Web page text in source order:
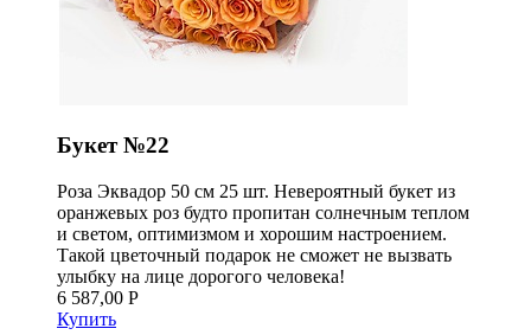
Букет №22
Роза Эквадор 50 см 25 шт. Невероятный букет из
оранжевых роз будто пропитан солнечным теплом
и светом, оптимизмом и хорошим настроением.
Такой цветочный подарок не сможет не вызвать
улыбку на лице дорогого человека!
6 587,00 Р
Купить